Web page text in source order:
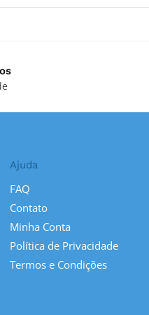
Ajuda
FAQ
Contato
Minha Conta
Política de Privacidade
Termos e Condições